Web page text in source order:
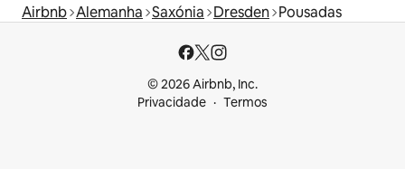
Airbnb Alemanha Saxónia Dresden Pousadas
© 2026 Airbnb, Inc.
Privacidade
Termos